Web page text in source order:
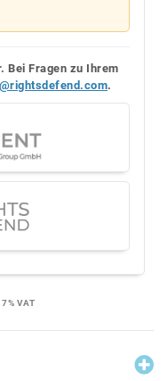
Bei Fragen zu Ihrem
.
VAT